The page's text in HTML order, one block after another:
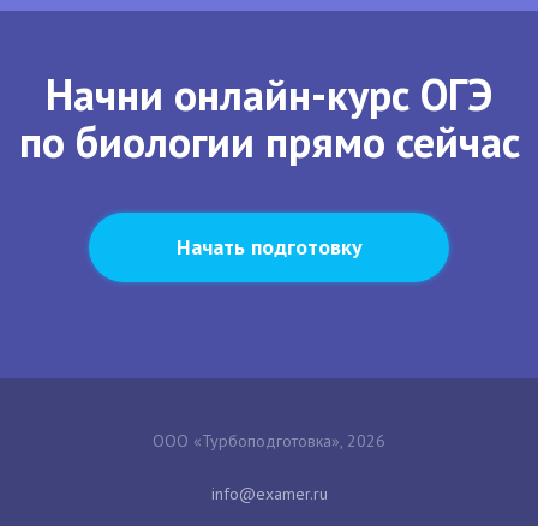
Начни онлайн-курс ОГЭ
по биологии прямо сейчас
Начать подготовку
ООО «Турбоподготовка», 2026